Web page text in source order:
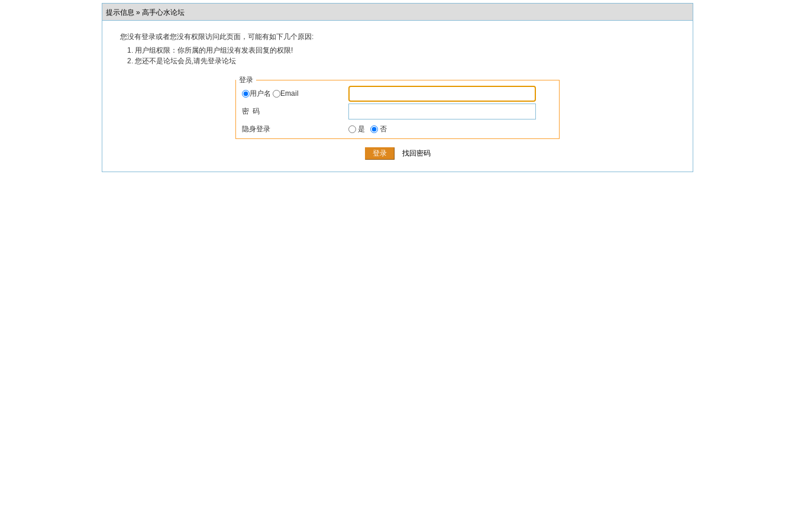
提示信息 » 高手心水论坛
您没有登录或者您没有权限访问此页面，可能有如下几个原因:
用户组权限：你所属的用户组没有发表回复的权限!
您还不是论坛会员,请先登录论坛
登录
用户名
Email
密 码
隐身登录 是 否
找回密码